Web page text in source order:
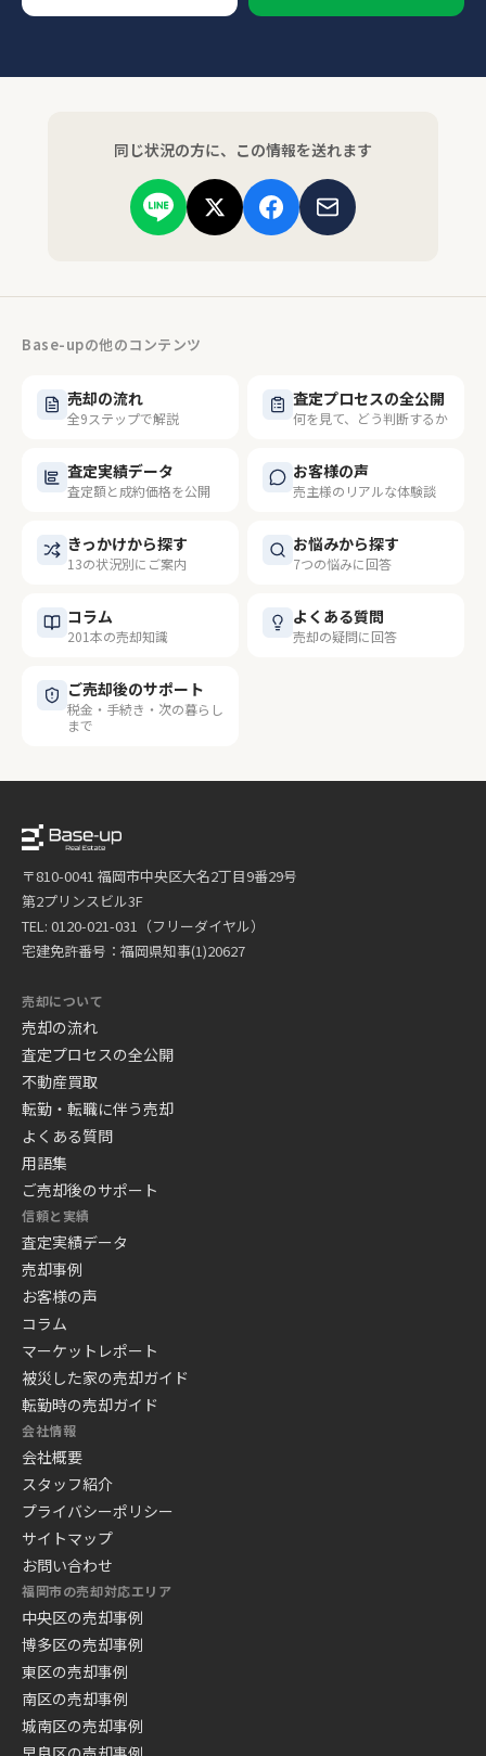
同じ状況の方に、この情報を送れます
Base-upの他のコンテンツ
売却の流れ
全9ステップで解説
査定プロセスの全公開
何を見て、どう判断するか
査定実績データ
査定額と成約価格を公開
お客様の声
売主様のリアルな体験談
きっかけから探す
13の状況別にご案内
お悩みから探す
7つの悩みに回答
コラム
201本の売却知識
よくある質問
売却の疑問に回答
ご売却後のサポート
税金・手続き・次の暮らし
まで
〒810-0041 福岡市中央区大名2丁目9番29号
第2プリンスビル3F
TEL: 0120-021-031（フリーダイヤル）
宅建免許番号：福岡県知事(1)20627
売却について
売却の流れ
査定プロセスの全公開
不動産買取
転勤・転職に伴う売却
よくある質問
用語集
ご売却後のサポート
信頼と実績
査定実績データ
売却事例
お客様の声
コラム
マーケットレポート
被災した家の売却ガイド
転勤時の売却ガイド
会社情報
会社概要
スタッフ紹介
プライバシーポリシー
サイトマップ
お問い合わせ
福岡市の売却対応エリア
中央区の売却事例
博多区の売却事例
東区の売却事例
南区の売却事例
城南区の売却事例